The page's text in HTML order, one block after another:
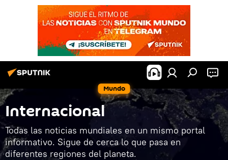
Mundo
Internacional
Todas las noticias mundiales en un mismo portal
informativo. Sigue de cerca lo que pasa en
diferentes regiones del planeta.